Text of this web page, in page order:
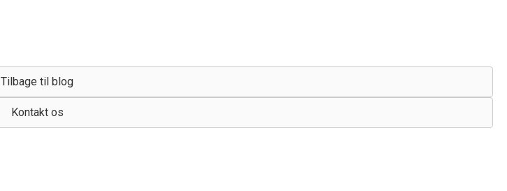
Tilbage til blog
Kontakt os